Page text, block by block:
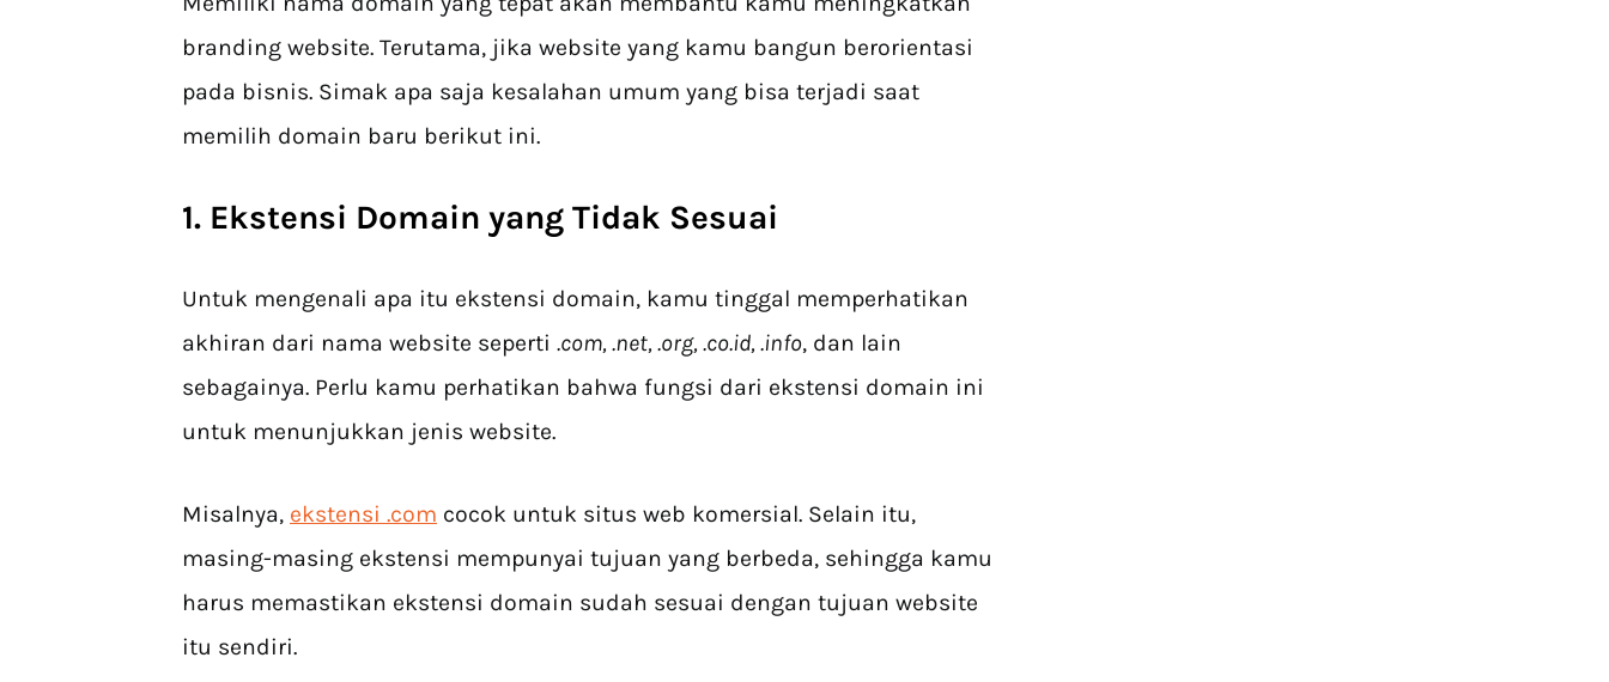
branding website. Terutama, jika website yang kamu bangun berorientasi
pada bisnis. Simak apa saja kesalahan umum yang bisa terjadi saat
memilih domain baru berikut ini.
1. Ekstensi Domain yang Tidak Sesuai
Untuk mengenali apa itu ekstensi domain, kamu tinggal memperhatikan
akhiran dari nama website seperti .com, .net, .org, .co.id, .info, dan lain
sebagainya. Perlu kamu perhatikan bahwa fungsi dari ekstensi domain ini
untuk menunjukkan jenis website.
Misalnya, ekstensi .com cocok untuk situs web komersial. Selain itu,
masing-masing ekstensi mempunyai tujuan yang berbeda, sehingga kamu
harus memastikan ekstensi domain sudah sesuai dengan tujuan website
itu sendiri.